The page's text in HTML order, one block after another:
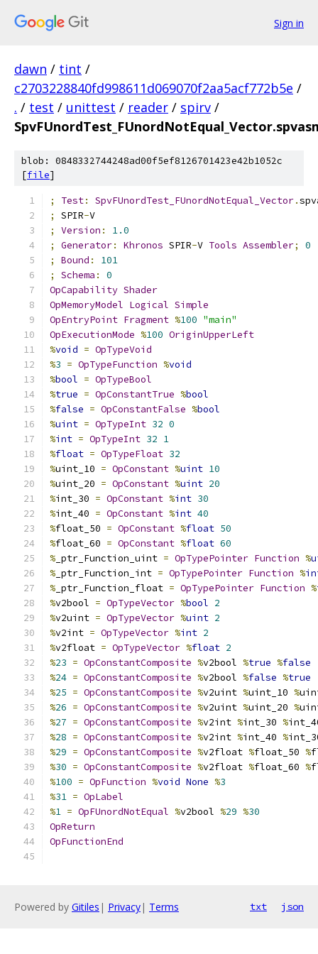
Sign in
dawn / tint /
c2703228840fd998611d069070f2aa5acf772b5e /
. / test / unittest / reader / spirv /
blob: 0848332744248ad00f5ef8126701423e42b1052c
[file]
; Test: SpvFUnordTest_FUnordNotEqual_Vector.
;
SPIR-V
;
Version :
1.0
;
Generator: Khronos SPIR-V Tools Assembler;
0
;
Bound :
101
;
Schema :
0
OpCapability Shader
OpMemoryModel Logical Simple
OpEntryPoint Fragment %100 "main"
OpExecutionMode %100 OriginUpperLeft
%void = OpTypeVoid
%3 = OpTypeFunction %void
%bool = OpTypeBool
%true = OpConstantTrue %bool
%false = OpConstantFalse %bool
%uint = OpTypeInt 32 0
%int = OpTypeInt 32 1
%float = OpTypeFloat 32
%uint_10 = OpConstant %uint 10
%uint_20 = OpConstant %uint 20
%int_30 = OpConstant %int 30
%int_40 = OpConstant %int 40
%float_50 = OpConstant %float 50
%float_60 = OpConstant %float 60
% _ptr_Function_uint = OpTypePointer Function %
% _ptr_Function_int = OpTypePointer Function %
% _ptr_Function_float = OpTypePointer Function %
%v2bool = OpTypeVector %bool 2
%v2uint = OpTypeVector %uint 2
%v2int = OpTypeVector %int 2
%v2float = OpTypeVector %float 2
%23 = OpConstantComposite %v2bool %true %false
%24 = OpConstantComposite %v2bool %false %true
%25 = OpConstantComposite %v2uint %uint_10 %
%26 = OpConstantComposite %v2uint %uint_20 %
%27 = OpConstantComposite %v2int %int_30 %
%28 = OpConstantComposite %v2int %int_40 %
%29 = OpConstantComposite %v2float %float_50 %
%30 = OpConstantComposite %v2float %float_60 %
%100 = OpFunction %void None %3
%31 = OpLabel
%1 = OpFUnordNotEqual %v2bool %29 %30
OpReturn
OpFunctionEnd
Powered by Gitiles | Privacy| Terms txt json